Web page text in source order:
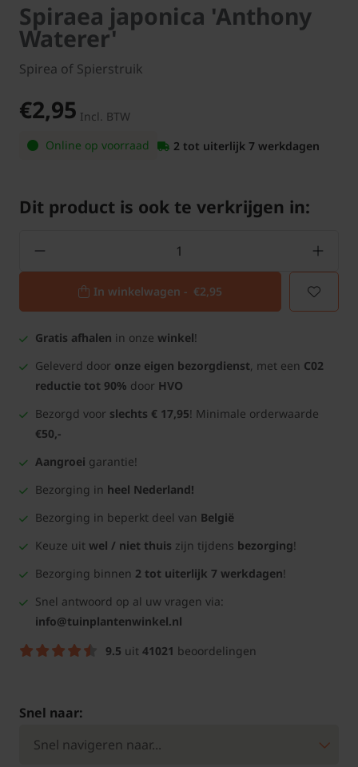
Spiraea japonica 'Anthony
Waterer'
Spirea of Spierstruik
€2,95 Incl. BTW
Online op voorraad
2 tot uiterlijk 7 werkdagen
Dit product is ook te verkrijgen in:
In winkelwagen - €2,95
Gratis afhalen in onze winkel!
Geleverd door onze eigen bezorgdienst, met een C02
reductie tot 90% door HVO
Bezorgd voor slechts € 17,95! Minimale orderwaarde
€50,-
Aangroei garantie!
Bezorging in heel Nederland!
Bezorging in beperkt deel van België
Keuze uit wel / niet thuis zijn tijdens bezorging!
Bezorging binnen 2 tot uiterlijk 7 werkdagen!
Snel antwoord op al uw vragen via:
info@tuinplantenwinkel.nl
9.5 uit 41021 beoordelingen
Snel naar: